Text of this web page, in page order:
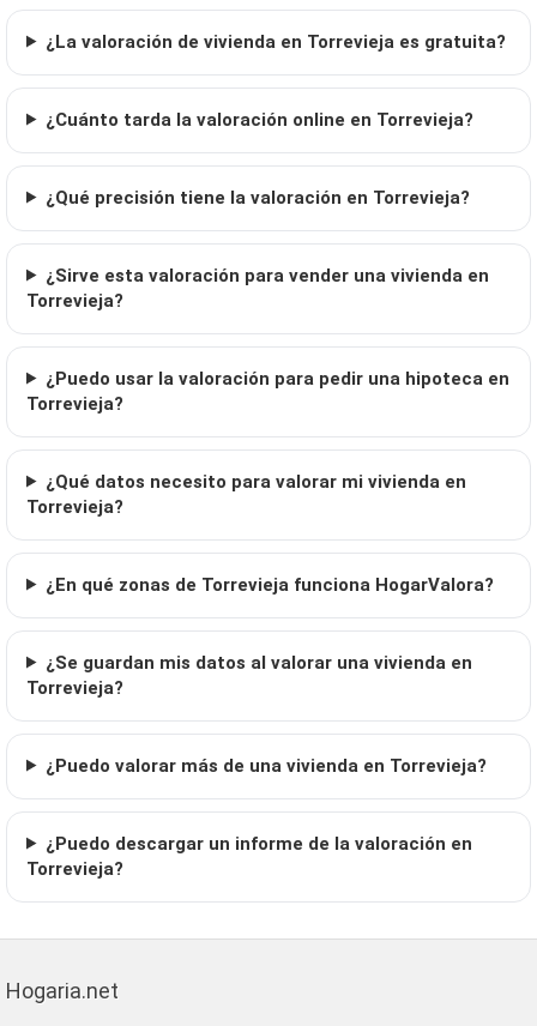
¿La valoración de vivienda en Torrevieja es gratuita?
¿Cuánto tarda la valoración online en Torrevieja?
¿Qué precisión tiene la valoración en Torrevieja?
¿Sirve esta valoración para vender una vivienda en
Torrevieja?
¿Puedo usar la valoración para pedir una hipoteca en
Torrevieja?
¿Qué datos necesito para valorar mi vivienda en
Torrevieja?
¿En qué zonas de Torrevieja funciona HogarValora?
¿Se guardan mis datos al valorar una vivienda en
Torrevieja?
¿Puedo valorar más de una vivienda en Torrevieja?
¿Puedo descargar un informe de la valoración en
Torrevieja?
Hogaria.net